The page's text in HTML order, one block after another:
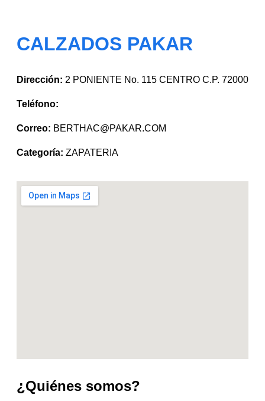
CALZADOS PAKAR
Dirección: 2 PONIENTE No. 115 CENTRO C.P. 72000
Teléfono:
Correo: BERTHAC@PAKAR.COM
Categoría: ZAPATERIA
¿Quiénes somos?